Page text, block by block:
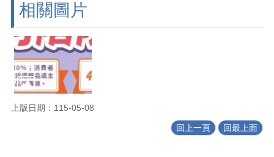
相關圖片
上版日期：115-05-08
回上一頁 回最上面